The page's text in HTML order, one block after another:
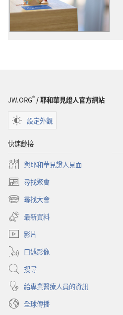
JW.ORG®/ 耶和華見證人官方網站
設定外觀
快速鏈接
與耶和華見證人見面
尋找聚會
（開
啟
新
視
窗）
尋找大會
（開
啟
新
視
最新資料
影片
口述影像
搜尋
給專業醫療人員的資訊
全球傳播